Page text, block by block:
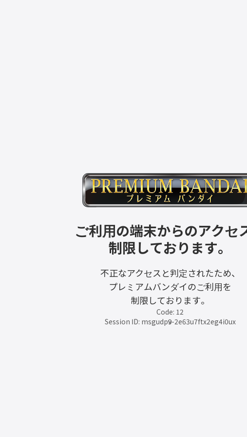
ご利用の端末からのアクセ
制限しております。
不正なアクセスと判定されたため、
プレミアムバンダイのご利用を
制限しております。
Code: 12
Session ID: msgudp9v-2e63u7ftx2eg4i0ux